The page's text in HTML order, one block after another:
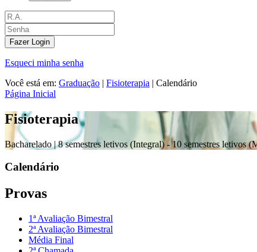
Fazer Login
Esqueci minha senha
Você está em: Graduação | Fisioterapia | Calendário
Página Inicial
Fisioterapia
Bacharelado |8 semestres letivos (Integral) - 10 semestres
Calendário
Provas
1ª Avaliação Bimestral
2ª Avaliação Bimestral
Média Final